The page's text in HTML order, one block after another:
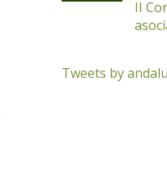
II
Tweets by